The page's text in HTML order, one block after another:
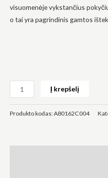
visuomenėje vykstančius
o tai yra pagrindinis gamtos
Į krepšelį
Produkto kodas:A80162C004
yra
privalomi.
Jie
kad